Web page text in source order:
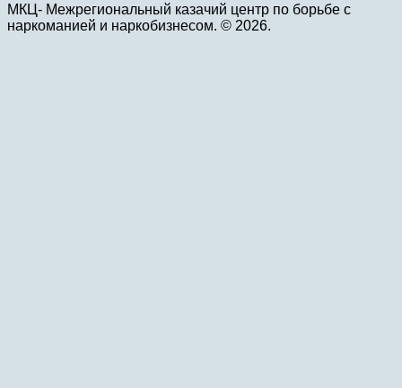
МКЦ- Межрегиональный казачий центр по борьбе с
наркоманией и наркобизнесом. © 2026.